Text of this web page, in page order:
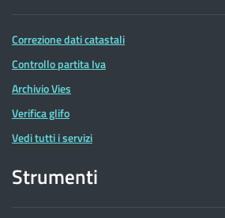
Correzione dati catastali
Controllo partita Iva
Archivio Vies
Verifica glifo
Vedi tutti i servizi
Strumenti